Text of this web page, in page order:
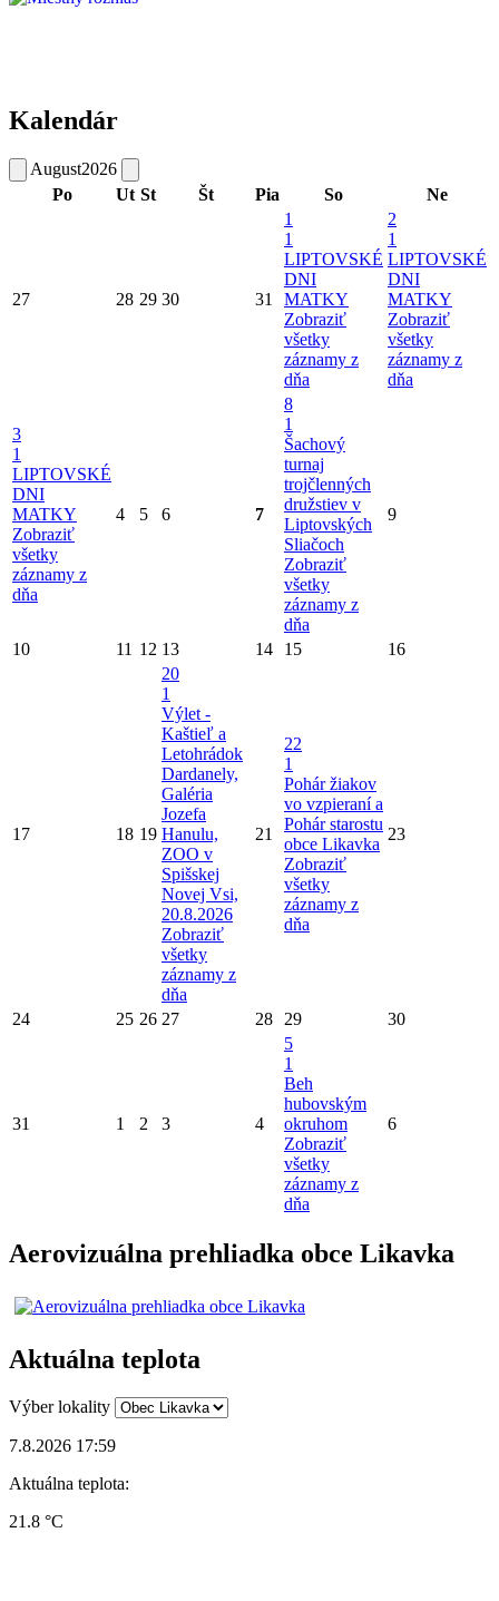
Kalendár
August2026
Po
Ut St Št Pia So Ne
27 28 29 30 31
1
1
LIPTOVSKÉ
DNI
MATKY
Zobraziť
všetky
záznamy z
dňa
2
1
LIPTOVSKÉ
DNI
MATKY
Zobraziť
všetky
záznamy z
dňa
3
1
LIPTOVSKÉ
DNI
MATKY
Zobraziť
všetky
záznamy z
dňa
4 5 6 7
8
1
Šachový
turnaj
trojčlenných
družstiev v
Liptovských
Sliačoch
Zobraziť
všetky
záznamy z
dňa
9
10 11 12 13 14 15 16
17 18 19
20
1
Výlet -
Kaštieľ a
Letohrádok
Dardanely,
Galéria
Jozefa
Hanulu,
ZOO v
Spišskej
Novej Vsi,
20.8.2026
Zobraziť
všetky
záznamy z
dňa
21
22
1
Pohár žiakov
vo vzpieraní a
Pohár starostu
obce Likavka
Zobraziť
všetky
záznamy z
dňa
23
24 25 26 27 28 29 30
31 1 2 3 4
5
1
Beh
hubovským
okruhom
Zobraziť
všetky
záznamy z
dňa
6
Aerovizuálna prehliadka obce Likavka
Aktuálna teplota
Výber lokality
7.8.2026 17:59
Aktuálna teplota:
21.8 °C